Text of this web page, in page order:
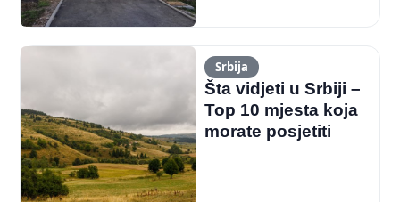
Srbija
Šta vidjeti u Srbiji –
Top 10 mjesta koja
morate posjetiti